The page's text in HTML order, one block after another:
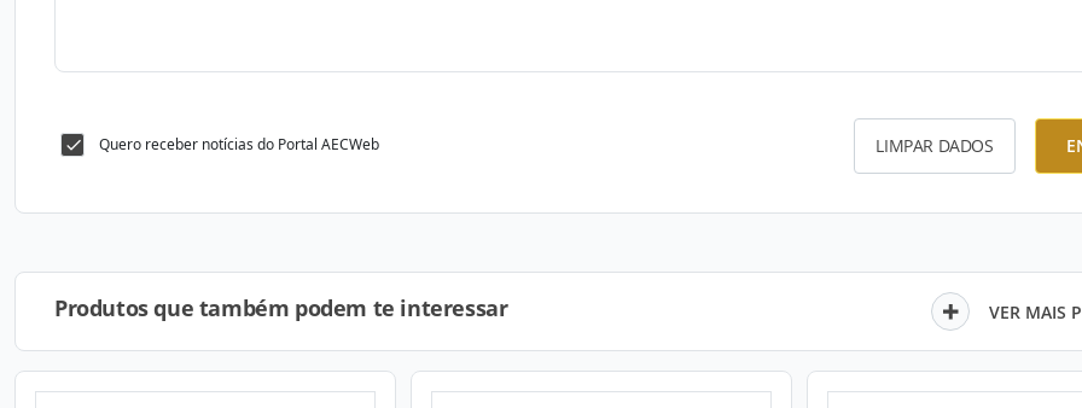
Quero receber notícias do Portal AECWeb LIMPAR DADOS
Produtos que também podem te interessar VER MAIS